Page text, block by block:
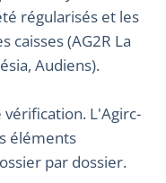
régularisés et les
caisses (AG2R La
Audiens).
L'Agirc-
éléments
par dossier.